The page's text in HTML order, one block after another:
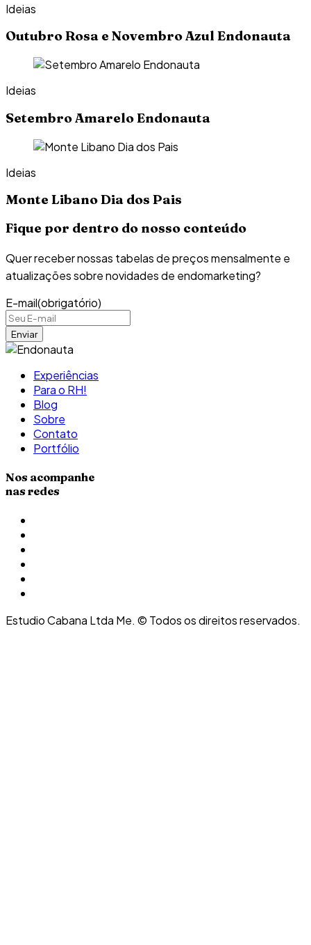
Ideias
Outubro Rosa e Novembro Azul Endonauta
Ideias
Setembro Amarelo Endonauta
Ideias
Monte Libano Dia dos Pais
Fique por dentro do nosso conteúdo
Quer receber nossas tabelas de preços mensalmente e
atualizações sobre novidades de endomarketing?
E-mail(obrigatório)
Experiências
Para o RH!
Blog
Sobre
Contato
Portfólio
Nos acompanhe
nas redes
Estudio Cabana Ltda Me. © Todos os direitos reservados.